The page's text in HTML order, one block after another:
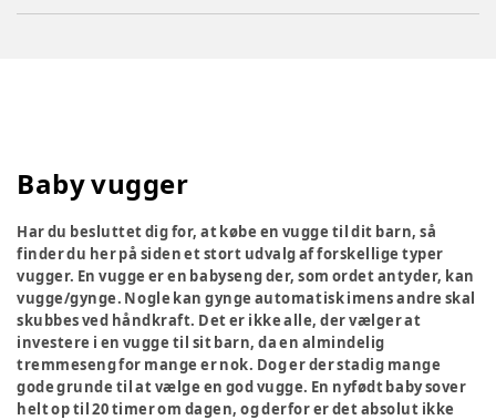
Baby vugger
Har du besluttet dig for, at købe en vugge til dit barn, så
finder du her på siden et stort udvalg af forskellige typer
vugger. En vugge er en babyseng der, som ordet antyder, kan
vugge/gynge. Nogle kan gynge automatisk imens andre skal
skubbes ved håndkraft. Det er ikke alle, der vælger at
investere i en vugge til sit barn, da en almindelig
tremmeseng for mange er nok. Dog er der stadig mange
gode grunde til at vælge en god vugge. En nyfødt baby sover
helt op til 20 timer om dagen, og derfor er det absolut ikke